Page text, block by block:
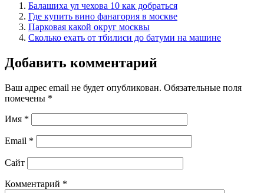
Балашиха ул чехова 10 как добраться
Где купить вино фанагория в москве
Парковая какой округ москвы
Сколько ехать от тбилиси до батуми на машине
Добавить комментарий
Ваш адрес email не будет опубликован. Обязательные поля
помечены *
Имя *
Email *
Сайт
Комментарий *